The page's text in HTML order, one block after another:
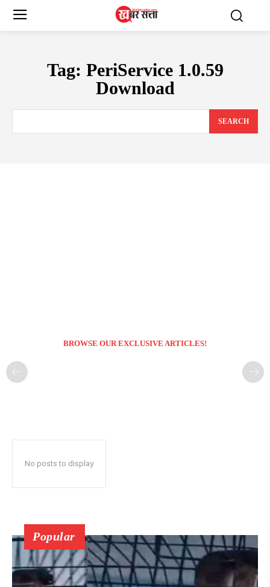
Tag: PeriService 1.0.59
Download
SEARCH
BROWSE OUR EXCLUSIVE ARTICLES!
No posts to display
Popular